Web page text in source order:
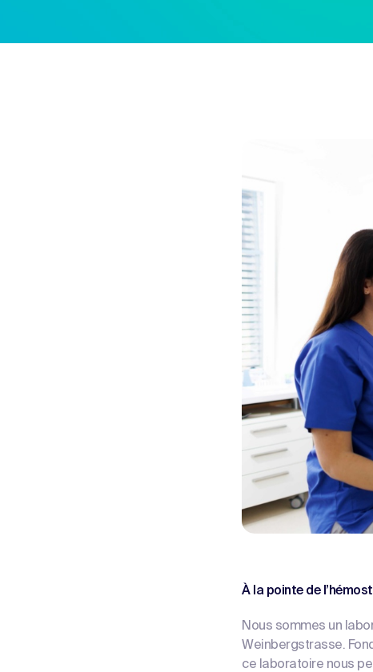
À la pointe de
Nous sommes un
Weinbergstrasse.
ce laboratoire nous